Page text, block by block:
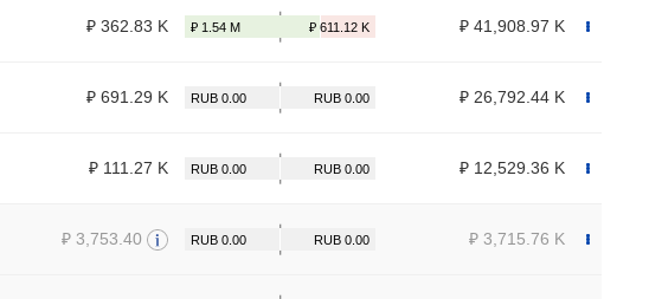
₽ 362.83 K ₽ 41,908.97 K
₽ 691.29 K ₽ 26,792.44 K
₽ 111.27 K ₽ 12,529.36 K
₽ 3,753.40 ₽ 3,715.76 K